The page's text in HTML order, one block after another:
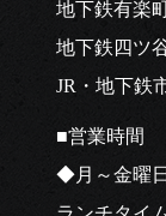
地下鉄有楽
地下鉄四ツ
JR・地下鉄
■営業時間
◆月～金曜日